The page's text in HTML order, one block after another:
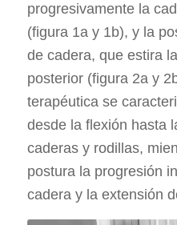
progresivamente la
(figura 1a y 1b), y la
de cadera, que estira
posterior (figura 2a y
terapéutica se
desde la flexión hasta
caderas y rodillas,
postura la progresión
cadera y la extensión